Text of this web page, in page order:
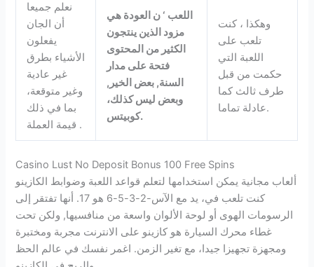
نعلم جميعا
أن الجان
يفعلون
الأشياء بطرق
غير عادية
وغير متوقعة،
بما في ذلك
قيمة العملة .
اللعب ‘ ن العودة هي
مزود الذين ينتجون
الكثير من المحتوى
فتحة على مدار
السنة, بعض الخير,
وبعض ليس كذلك،
كوبيتس.
وهكذا ، كنت
تلعب على
اللعبة التي
حكمت من قبل
طرف ثالث كما
عادلة تماما.
Casino Lust No Deposit Bonus 100 Free Spins
ألعاب مجانية يمكن استخدامها لتعلم قواعد اللعبة وضوابط الكازينو
كنت تلعب في، يد مع الآس-2-3-5-6 هو 17. أنها تفتقر إلى
الرسومات الهوى أو لوحة الألوان واسعة من منافسيها, ولكن تحت
غطاء محرك السيارة هو كازينو على الانترنت مجربة ومختبرة
ومجهزة تجهيزا جيدا، مع تغير الزمن. اغمر نفسك في عالم الحظ